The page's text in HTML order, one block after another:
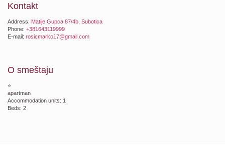
Kontakt
Address: Matije Gupca 87/4b, Subotica
Phone: +381643119999
E-mail: rosicmarko17@gmail.com
O smeštaju
⭐
apartman
Accommodation units: 1
Beds: 2